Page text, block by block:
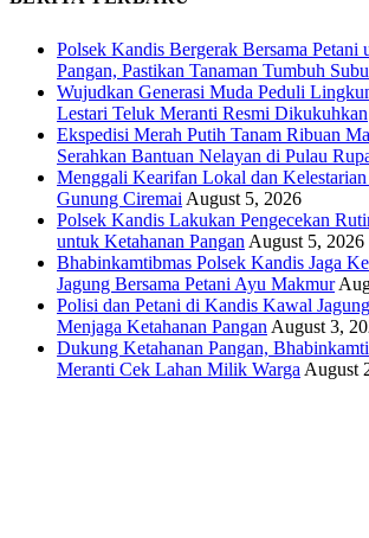
Polsek Kandis Bergerak Bersama Petani
Pangan, Pastikan Tanaman Tumbuh
Wujudkan Generasi Muda Peduli
Lestari Teluk Meranti Resmi Dikukuhkan
Ekspedisi Merah Putih Tanam Ribuan
Serahkan Bantuan Nelayan di Pulau
Menggali Kearifan Lokal dan
Gunung Ciremai August 5, 2026
Polsek Kandis Lakukan Pengecekan
untuk Ketahanan Pangan August 5, 2026
Bhabinkamtibmas Polsek Kandis Jaga
Jagung Bersama Petani Ayu Makmur
Polisi dan Petani di Kandis Kawal
Menjaga Ketahanan Pangan August 3,
Dukung Ketahanan Pangan,
Meranti Cek Lahan Milik Warga August